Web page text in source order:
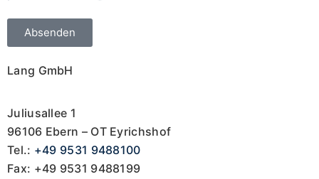
Absenden
Lang GmbH
Juliusallee 1
96106 Ebern – OT Eyrichshof
Tel.: +49 9531 9488100
Fax: +49 9531 9488199